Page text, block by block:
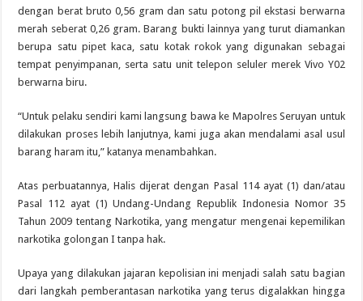
dengan berat bruto 0,56 gram dan satu potong pil ekstasi berwarna
merah seberat 0,26 gram. Barang bukti lainnya yang turut diamankan
berupa satu pipet kaca, satu kotak rokok yang digunakan sebagai
tempat penyimpanan, serta satu unit telepon seluler merek Vivo Y02
berwarna biru.
“Untuk pelaku sendiri kami langsung bawa ke Mapolres Seruyan untuk
dilakukan proses lebih lanjutnya, kami juga akan mendalami asal usul
barang haram itu,” katanya menambahkan.
Atas perbuatannya, Halis dijerat dengan Pasal 114 ayat (1) dan/atau
Pasal 112 ayat (1) Undang-Undang Republik Indonesia Nomor 35
Tahun 2009 tentang Narkotika, yang mengatur mengenai kepemilikan
narkotika golongan I tanpa hak.
Upaya yang dilakukan jajaran kepolisian ini menjadi salah satu bagian
dari langkah pemberantasan narkotika yang terus digalakkan hingga